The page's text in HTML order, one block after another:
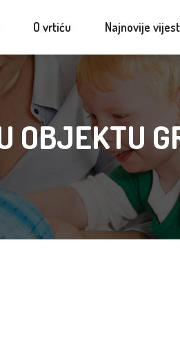
O vrtiću Najnovije
OBJEKTU